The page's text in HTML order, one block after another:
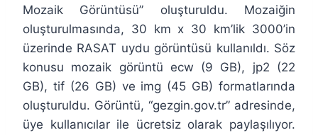
Mozaik Görüntüsü” oluşturuldu. Mozaiğin
oluşturulmasında, 30 km x 30 km’lik 3000’in
üzerinde RASAT uydu görüntüsü kullanıldı. Söz
konusu mozaik görüntü ecw (9 GB), jp2 (22
GB), tif (26 GB) ve img (45 GB) formatlarında
oluşturuldu. Görüntü, “gezgin.gov.tr” adresinde,
üye kullanıcılar ile ücretsiz olarak paylaşılıyor.